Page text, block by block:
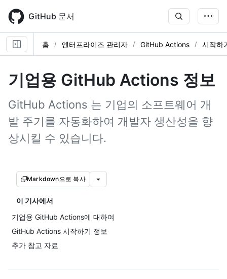
main
content
GitHub 문서
홈 엔터프라이즈 관리자 GitHub Actions 시작하
기업용 GitHub Actions 정보
GitHub Actions 는 기업의 소프트웨어 개
발 주기를 자동화하여 개발자 생산성을 향
상시킬 수 있습니다.
Markdown으로 복사
이 기사에서
기업용 GitHub Actions에 대하여
GitHub Actions 시작하기 정보
추가 참고 자료